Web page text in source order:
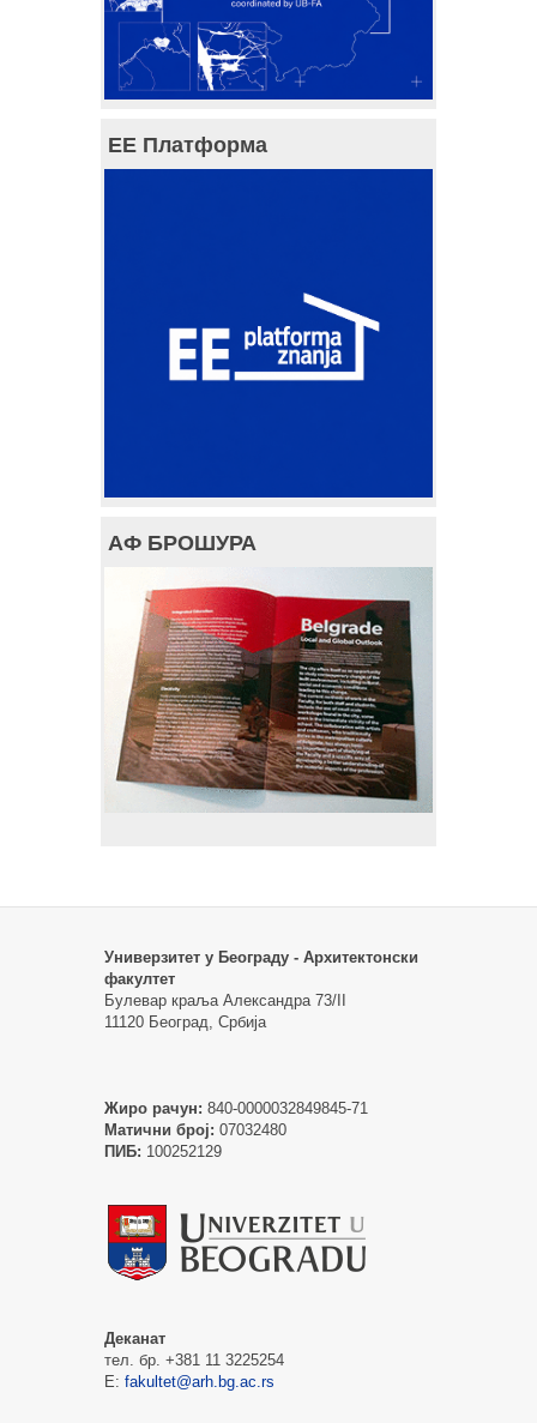
ЕЕ Платформа
АФ БРОШУРА
Универзитет у Београду - Архитектонски
факултет
Булевар краља Александра 73/II
11120 Београд, Србија
Жиро рачун: 840-0000032849845-71
Матични број: 07032480
ПИБ: 100252129
Деканат
тел. бр. +381 11 3225254
Е: fakultet@arh.bg.ac.rs